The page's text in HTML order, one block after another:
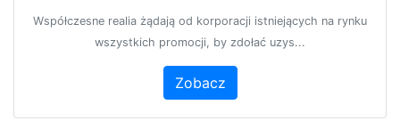
Współczesne realia żądają od korporacji istniejących na rynku
wszystkich promocji, by zdołać uzys...
Zobacz